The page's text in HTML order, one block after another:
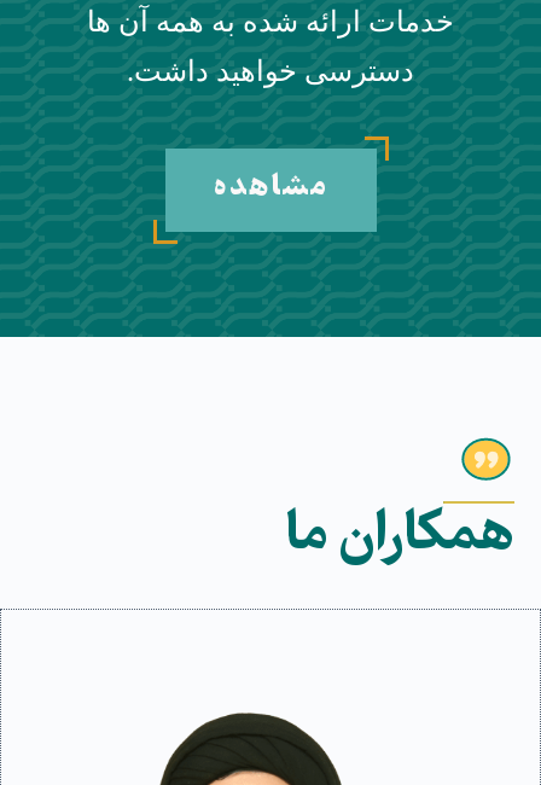
خدمات ارائه شده به همه آن ها
دسترسی خواهید داشت.
مشاهده
همکاران ما